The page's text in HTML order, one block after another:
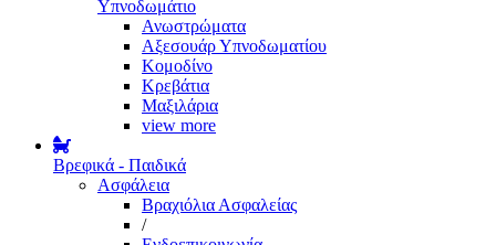
Υπνοδωμάτιο
Ανωστρώματα
Αξεσουάρ Υπνοδωματίου
Κομοδίνο
Κρεβάτια
Μαξιλάρια
view more
Βρεφικά - Παιδικά
Ασφάλεια
Βραχιόλια Ασφαλείας
/